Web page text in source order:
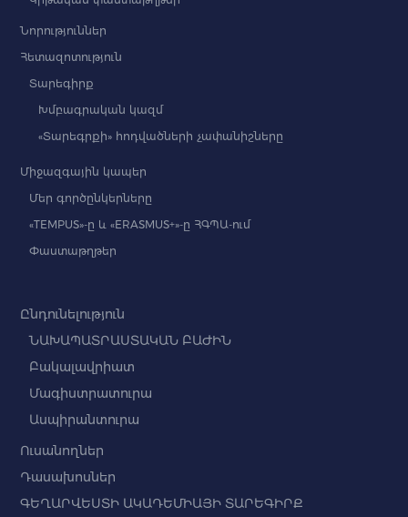
Նորություններ
Հետազոտություն
Տարեգիրք
Խմբագրական կազմ
«Տարեգրքի» հոդվածների չափանիշները
Միջազգային կապեր
Մեր գործընկերները
«TEMPUS»-ը և «ERASMUS+»-ը ՀԳՊԱ-ում
Փաստաթղթեր
Ընդունելություն
ՆԱԽԱՊԱՏՐԱՍՏԱԿԱՆ ԲԱԺԻՆ
Բակալավրիատ
Մագիստրատուրա
Ասպիրանտուրա
Ուսանողներ
Դասախոսներ
ԳԵՂԱՐՎԵՍՏԻ ԱԿԱԴԵՄԻԱՅԻ ՏԱՐԵԳԻՐՔ